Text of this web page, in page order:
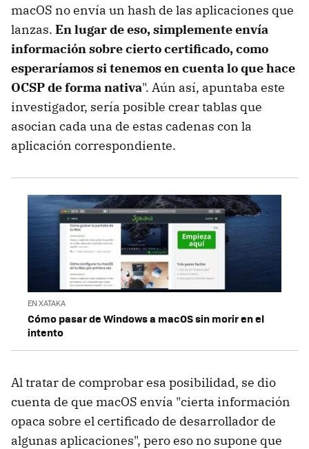
macOS no envía un hash de las aplicaciones que
lanzas. En lugar de eso, simplemente envía
información sobre cierto certificado, como
esperaríamos si tenemos en cuenta lo que hace
OCSP de forma nativa". Aún así, apuntaba este
investigador, sería posible crear tablas que
asocian cada una de estas cadenas con la
aplicación correspondiente.
EN XATAKA
Cómo pasar de Windows a macOS sin morir en el
intento
Al tratar de comprobar esa posibilidad, se dio
cuenta de que macOS envía "cierta información
opaca sobre el certificado de desarrollador de
algunas aplicaciones", pero eso no supone que